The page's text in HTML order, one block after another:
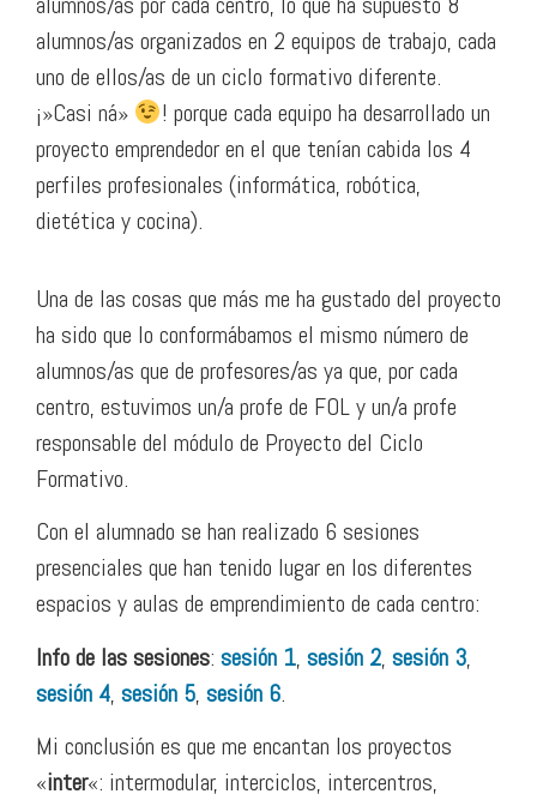
alumnos/as organizados en 2 equipos de trabajo, cada
uno de ellos/as de un ciclo formativo diferente.
¡»Casi ná»
! porque cada equipo ha desarrollado un
proyecto emprendedor en el que tenían cabida los 4
perfiles profesionales (informática, robótica,
dietética y cocina).
Una de las cosas que más me ha gustado del proyecto
ha sido que lo conformábamos el mismo número de
alumnos/as que de profesores/as ya que, por cada
centro, estuvimos un/a profe de FOL y un/a profe
responsable del módulo de Proyecto del Ciclo
Formativo.
Con el alumnado se han realizado 6 sesiones
presenciales que han tenido lugar en los diferentes
espacios y aulas de emprendimiento de cada centro:
Infode las sesiones: sesión 1, sesión 2, sesión 3,
sesión 4, sesión 5, sesión 6.
Mi conclusión es que me encantan los proyectos
«inter«: intermodular, interciclos, intercentros,